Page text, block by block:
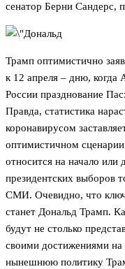
сенатор Берни Сандерс,
Трамп оптимистично
к 12 апреля – дню, когда
России празднование
Правда, статистика
коронавирусом
оптимистичном
относится на начало или
президентских выборов
СМИ. Очевидно, что
станет Дональд Трамп.
будут не столько
своими достижениями
нынешнюю политику